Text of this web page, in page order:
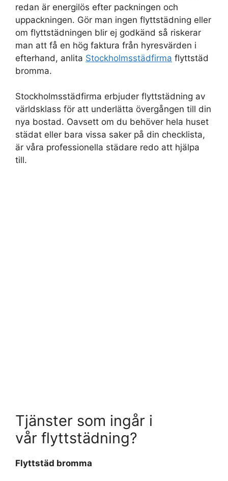
redan är energilös efter packningen och
uppackningen. Gör man ingen flyttstädning eller
om flyttstädningen blir ej godkänd så riskerar
man att få en hög faktura från hyresvärden i
efterhand, anlita Stockholmsstädfirma flyttstäd
bromma.
Stockholmsstädfirma erbjuder flyttstädning av
världsklass för att underlätta övergången till din
nya bostad. Oavsett om du behöver hela huset
städat eller bara vissa saker på din checklista,
är våra professionella städare redo att hjälpa
till.
Tjänster som ingår i
vår flyttstädning?
Flyttstäd bromma